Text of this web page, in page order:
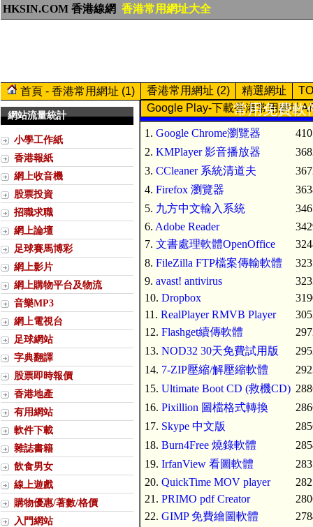
HKSIN.COM 香港線網 香港常用網址大全
首頁 - 香港常用網址 (1) 香港常用網址 (2) 精選網址
Google Play-下載香港常用網址
網站流量統計
小學工作紙
香港報紙
網上收音機
股票投資
招職求職
網上論壇
足球賽馬博彩
網上影片
網上購物平台及物流
音樂MP3
網上電視台
足球網站
字典翻譯
股票即時報價
香港地產
有用網站
軟件下載
雜誌書籍
飲食男女
線上遊戲
購物優惠/著數/格價
入門網站
常用免費軟
1. Google Chrome瀏覽器
2. KMPlayer 影音播放器
3. CCleaner 系統清道夫
4. Firefox 瀏覽器
5. 九方中文輸入系統
6. Adobe Reader
7. 文書處理軟體OpenOffice
8. FileZilla FTP檔案傳輸軟體
9. avast! antivirus
10. Dropbox
11. RealPlayer RMVB Player
12. Flashget續傳軟體
13. NOD32 30天免費試用版
14. 7-ZIP壓縮/解壓縮軟體
15. Ultimate Boot CD (救機CD)
16. Pixillion 圖檔格式轉換
17. Skype 中文版
18. Burn4Free 燒錄軟體
19. IrfanView 看圖軟體
20. QuickTime MOV player
21. PRIMO pdf Creator
22. GIMP 免費繪圖軟體